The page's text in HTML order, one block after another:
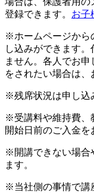
登録できます。 お子
※ホームページから
し込みができます
ません。各人でお
をされたい場合は、
※残席状況は申し込
※受講料や維持費、
開始日前のご入金を
※開講できない場合
ます。
※当社側の事情で講